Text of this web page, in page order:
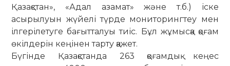
Қазақстан», «Адал азамат» және т.б.) іске
асырылуын жүйелі түрде мониторингтеу мен
ілгерілетуге бағытталуы тиіс. Бұл жұмысқа қоғам
өкілдерін кеңінен тарту қажет.
Бүгінде Қазақстанда 263 қоғамдық кеңес